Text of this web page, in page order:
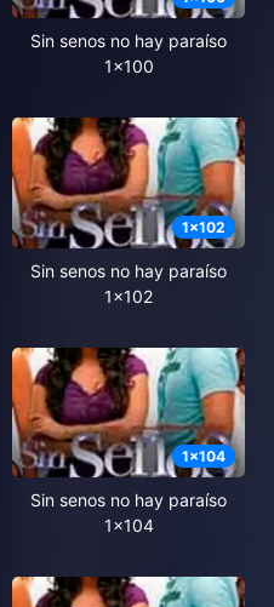
Sin senos no hay paraíso
1x100
1x102
Sin senos no hay paraíso
1x102
1x104
Sin senos no hay paraíso
1x104